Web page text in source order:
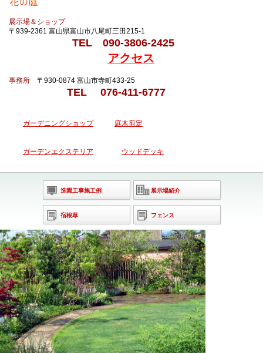
展示場＆ショップ
〒939-2361 富山県富山市八尾町三田215-1
TEL 090-3806-2425
アクセス
事務所 〒930-0874 富山市寺町433-25
TEL 076-411-6777
ガーデニングショップ 庭木剪定
ガーデンエクステリア ウッドデッキ
造園工事施工例 展示場紹介
宿根草 フェンス